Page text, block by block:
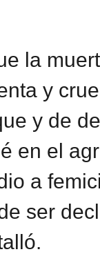
la
y
y de
en el
a
ser